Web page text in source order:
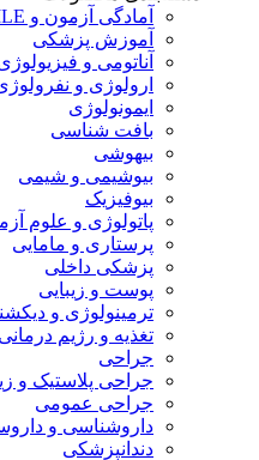
آمادگی آزمون و USMLE
آموزش پزشکی
آناتومی و
ارولوژی و
ایمونولوژی
بافت شناسی
بیهوشی
بیوشیمی و شیمی
بیوفیزیک
پاتولوژی و علوم
پرستاری و مامایی
پزشکی داخلی
پوست و زیبایی
ترمینولوژی و
تغذیه و رژیم درمانی
جراحی
جراحی پلاستیک و
جراحی عمومی
داروشناسی و
دندانپزشکی